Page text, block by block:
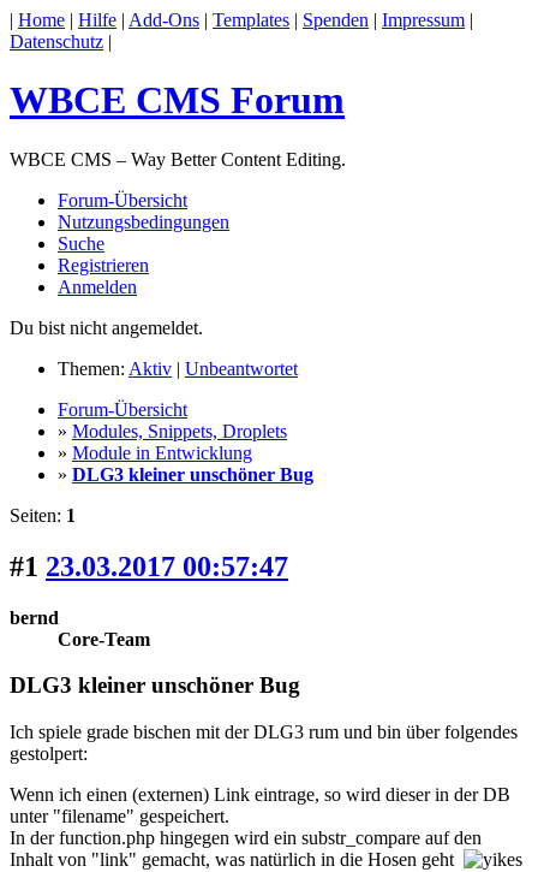
| Home | Hilfe | Add-Ons | Templates | Spenden | Impressum |
Datenschutz |
WBCE CMS Forum
WBCE CMS – Way Better Content Editing.
Forum-Übersicht
Nutzungsbedingungen
Suche
Registrieren
Anmelden
Du bist nicht angemeldet.
Themen: Aktiv | Unbeantwortet
Forum-Übersicht
» Modules, Snippets, Droplets
» Module in Entwicklung
» DLG3 kleiner unschöner Bug
Seiten: 1
#1 23.03.2017 00:57:47
bernd
Core-Team
DLG3 kleiner unschöner Bug
Ich spiele grade bischen mit der DLG3 rum und bin über folgendes
gestolpert:
Wenn ich einen (externen) Link eintrage, so wird dieser in der DB
unter "filename" gespeichert.
In der function.php hingegen wird ein substr_compare auf den
Inhalt von "link" gemacht, was natürlich in die Hosen geht